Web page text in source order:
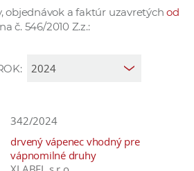
a
objednávok a faktúr uzavretýchod
č. 546/2010 Z.z.:
342/2024
drvený vápenec vhodný pre
vápnomilné druhy